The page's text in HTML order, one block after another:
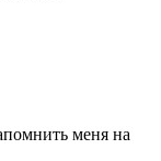
меня на